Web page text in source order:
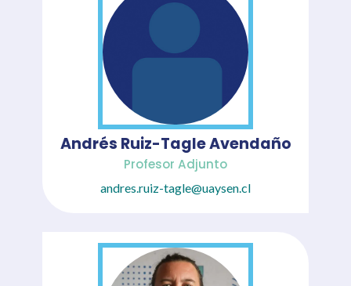
Andrés Ruiz-Tagle Avendaño
Profesor Adjunto
andres.ruiz-tagle@uaysen.cl